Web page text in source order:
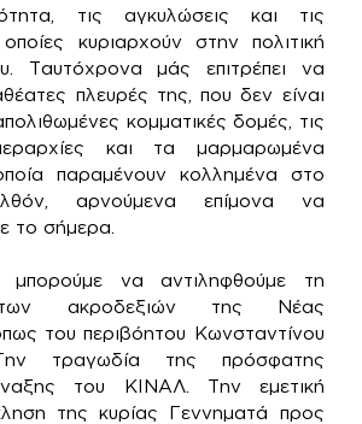
τις αγκυλώσεις και τις
κυριαρχούν στην πολιτική
Ταυτόχρονα μάς επιτρέπει να
πλευρές της, που δεν είναι
κομματικές δομές, τις
και τα μαρμαρωμένα
παραμένουν κολλημένα στο
αρνούμενα επίμονα να
το σήμερα.
μπορούμε να αντιληφθούμε τη
των ακροδεξιών της Νέας
του περιβόητου Κωνσταντίνου
τραγωδία της πρόσφατης
του ΚΙΝΑΛ. Την εμετική
της κυρίας Γεννηματά προς